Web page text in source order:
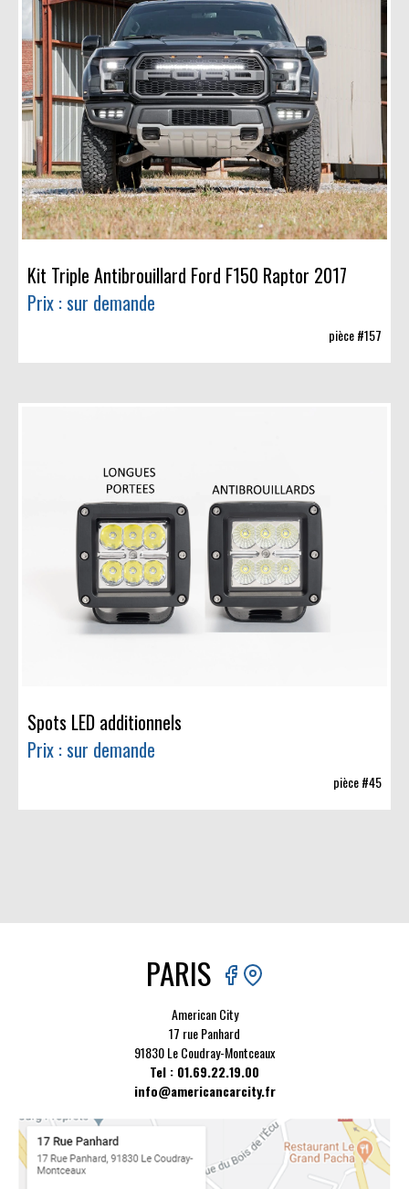
Kit Triple Antibrouillard Ford F150 Raptor 2017
Prix : sur demande
pièce #157
Spots LED additionnels
Prix : sur demande
pièce #45
PARIS
American City
17 rue Panhard
91830 Le Coudray-Montceaux
Tel : 01.69.22.19.00
info@americancarcity.fr